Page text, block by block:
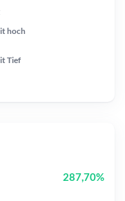
hoch
Tief
287,70%